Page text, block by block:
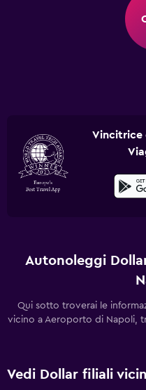
Vincitrice
Autonoleggi
Qui sotto troverai le
vicino a Aeroporto di Napoli,
Vedi Dollar filiali